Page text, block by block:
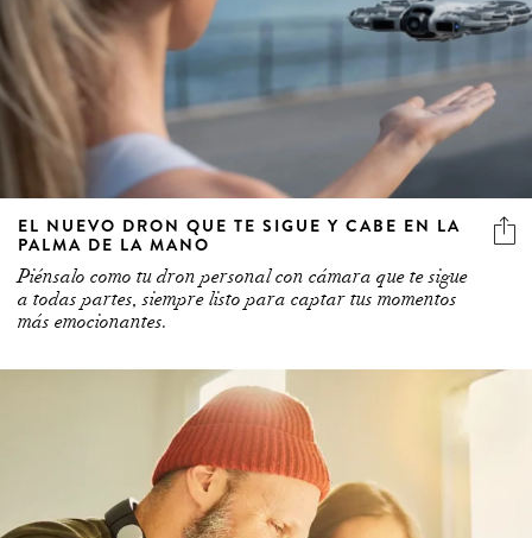
EL NUEVO DRON QUE TE SIGUE Y CABE EN LA
PALMA DE LA MANO
Piénsalo como tu dron personal con cámara que te sigue
a todas partes, siempre listo para captar tus momentos
más emocionantes.